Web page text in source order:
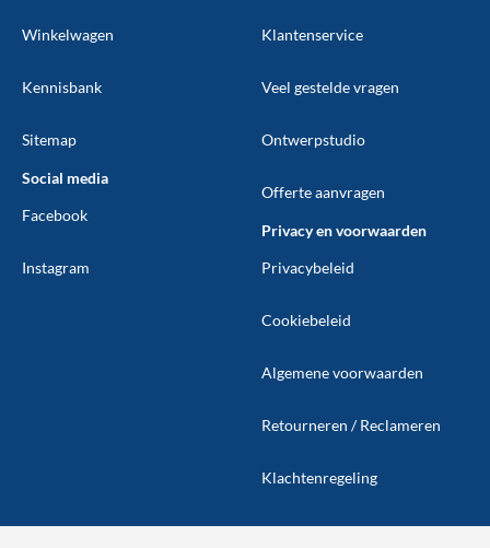
Winkelwagen
Kennisbank
Sitemap
Social media
Facebook
Instagram
Klantenservice
Veel gestelde vragen
Ontwerpstudio
Offerte aanvragen
Privacy en voorwaarden
Privacybeleid
Cookiebeleid
Algemene voorwaarden
Retourneren / Reclameren
Klachtenregeling